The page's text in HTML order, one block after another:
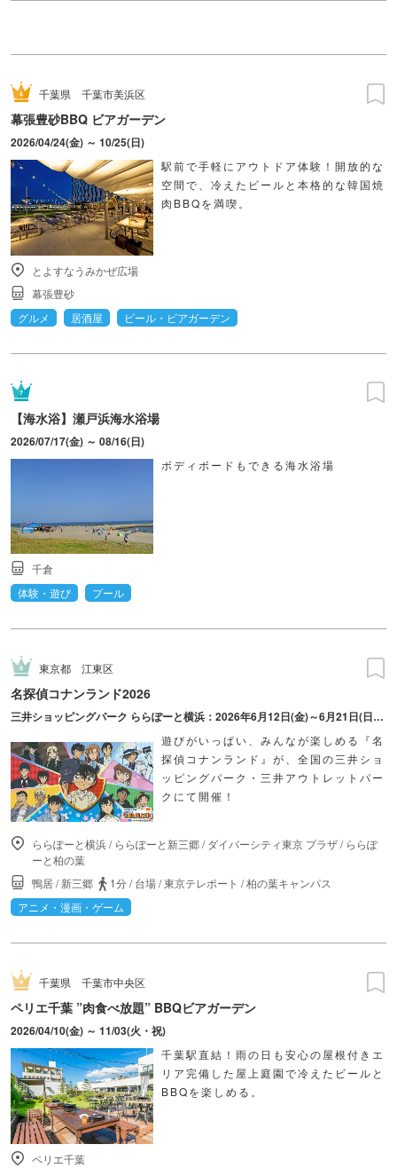
千葉県 千葉市美浜区
幕張豊砂BBQ ビアガーデン
2026/04/24(金) ～ 10/25(日)
駅前で手軽にアウトドア体験！開放的な
空間で、冷えたビールと本格的な韓国焼
肉BBQを満喫。
とよすなうみかぜ広場
幕張豊砂
グルメ
居酒屋 ビール・ビアガーデン
【海水浴】瀬戸浜海水浴場
2026/07/17(金) ～ 08/16(日)
ボディボードもできる海水浴場
千倉
体験・遊び
プール
東京都 江東区
名探偵コナンランド2026
三井ショッピングパーク ららぽーと横浜：2026年6月12日(金)～6月21日(日) 三井ショッピングパーク ららぽーと柏の葉：2026年7月10日(金)～7月20日(月・祝) 三井ショッピングパーク ららぽーと新三郷：2026年8月21日(金)～8月30日(日) ダイバーシティ東京 プラザ：2026年12月25日(金)～2027年1月11日(月・祝)
遊びがいっぱい、みんなが楽しめる『名
探偵コナンランド』が、全国の三井ショ
ッピングパーク・三井アウトレットパー
クにて開催！
ららぽーと横浜/ ららぽーと新三郷/ダイバーシティ東京 プラザ/ ららぽ
ーと柏の葉
鴨居/新三郷 1分/台場/東京テレポート /柏の葉キャンパス
アニメ・漫画・ゲーム
千葉県 千葉市中央区
ペリエ千葉 ”肉食べ放題” BBQビアガーデン
2026/04/10(金) ～ 11/03(火・祝)
千葉駅直結！雨の日も安心の屋根付きエ
リア完備した屋上庭園で冷えたビールと
BBQを楽しめる。
ペリエ千葉